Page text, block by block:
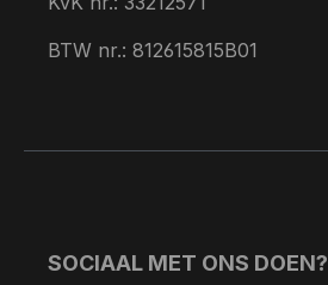
BTW nr.: 812615815B01
SOCIAAL MET ONS DOEN?